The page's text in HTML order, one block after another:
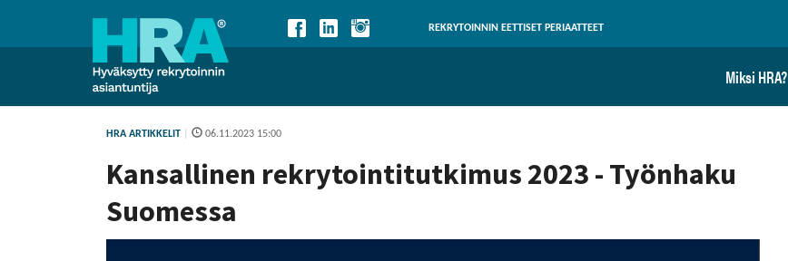
REKRYTOINNIN EETTISET PERIAATTEET
Miksi HRA?
HRA ARTIKKELIT 06.11.2023 15:00
Kansallinen rekrytointitutkimus 2023 - Työnhaku
Suomessa